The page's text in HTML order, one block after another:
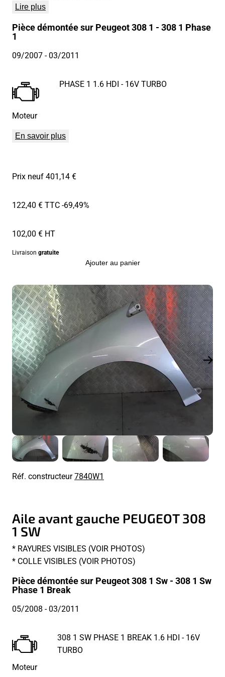
Lire plus
Pièce démontée sur Peugeot 308 1 - 308 1 Phase
1
09/2007- 03/2011
Moteur
PHASE 1 1.6 HDI - 16V TURBO
En savoir plus
Prix neuf 401,14 €
122,40 € TTC-69,49%
102,00 € HT
Livraison gratuite
Ajouter au panier
Réf. constructeur7840W1
Aile avant gauche PEUGEOT 308
1 SW
* RAYURES VISIBLES (VOIR PHOTOS)
* COLLE VISIBLES (VOIR PHOTOS)
Pièce démontée sur Peugeot 308 1 Sw - 308 1 Sw
Phase 1 Break
05/2008- 03/2011
Moteur
308 1 SW PHASE 1 BREAK 1.6 HDI - 16V
TURBO